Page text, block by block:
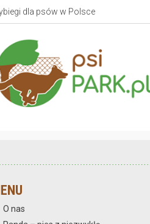
dla psów w Polsce
O nas